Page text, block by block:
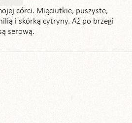
córci. Mięciutkie, puszyste,
i skórką cytryny. Aż po brzegi
serową.